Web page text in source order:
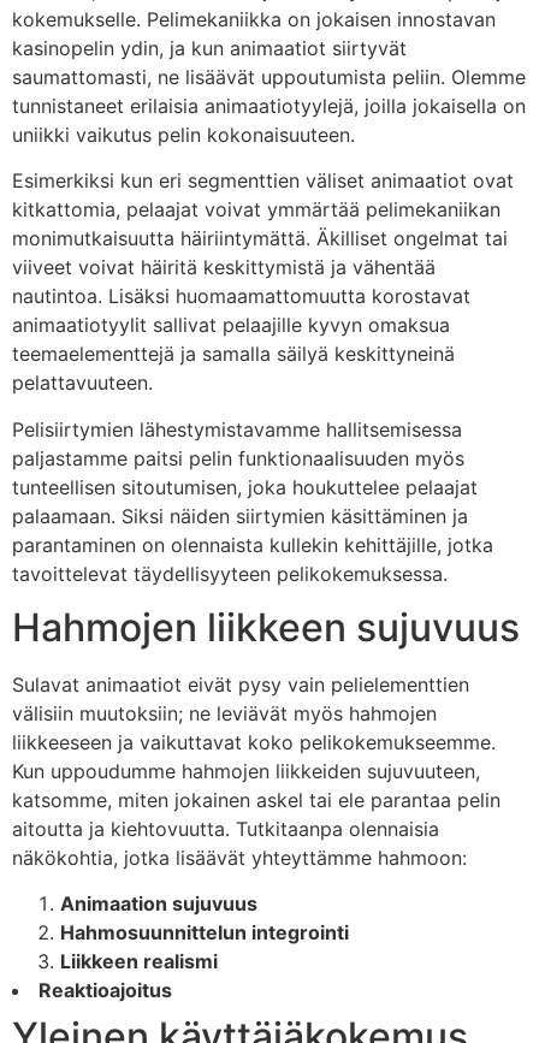
kokemukselle. Pelimekaniikka on jokaisen innostavan
kasinopelin ydin, ja kun animaatiot siirtyvät
saumattomasti, ne lisäävät uppoutumista peliin. Olemme
tunnistaneet erilaisia animaatiotyylejä, joilla jokaisella on
uniikki vaikutus pelin kokonaisuuteen.
Esimerkiksi kun eri segmenttien väliset animaatiot ovat
kitkattomia, pelaajat voivat ymmärtää pelimekaniikan
monimutkaisuutta häiriintymättä. Äkilliset ongelmat tai
viiveet voivat häiritä keskittymistä ja vähentää
nautintoa. Lisäksi huomaamattomuutta korostavat
animaatiotyylit sallivat pelaajille kyvyn omaksua
teemaelementtejä ja samalla säilyä keskittyneinä
pelattavuuteen.
Pelisiirtymien lähestymistavamme hallitsemisessa
paljastamme paitsi pelin funktionaalisuuden myös
tunteellisen sitoutumisen, joka houkuttelee pelaajat
palaamaan. Siksi näiden siirtymien käsittäminen ja
parantaminen on olennaista kullekin kehittäjille, jotka
tavoittelevat täydellisyyteen pelikokemuksessa.
Hahmojen liikkeen sujuvuus
Sulavat animaatiot eivät pysy vain pelielementtien
välisiin muutoksiin; ne leviävät myös hahmojen
liikkeeseen ja vaikuttavat koko pelikokemukseemme.
Kun uppoudumme hahmojen liikkeiden sujuvuuteen,
katsomme, miten jokainen askel tai ele parantaa pelin
aitoutta ja kiehtovuutta. Tutkitaanpa olennaisia
näkökohtia, jotka lisäävät yhteyttämme hahmoon:
Animaation sujuvuus
Hahmosuunnittelun integrointi
Liikkeen realismi
Reaktioajoitus